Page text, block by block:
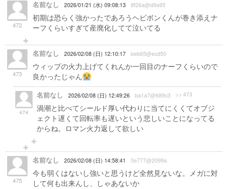
472
名前なし 2026/01/21 (水) 09:08:13 8f26a@d9a95
初期は恐らく強かったであろうヘビボンくんが巻き添えナ
ーフくらいすぎて産廃化してて泣いてる
473
名前なし 2026/02/08 (日) 12:10:17 beb65@ecd50
ウィップの火力上げてくれんか一回目のナーフくらいので
良かったじゃん
474
名前なし 2026/02/08 (日) 12:49:26 ba1a7@689c3 >> 473
渦潮と比べてシールド厚い代わりに当てにくくてオブジ
ェクト遅くて回転率も遅いという悲しいことになってる
からね。ロマン火力返して欲しい
475
名前なし 2026/02/08 (日) 14:58:41 0e777@2099a
今も弱くはないし強いと思うけど全然見ないな。メガに対
して何も出来んし、しゃあないか